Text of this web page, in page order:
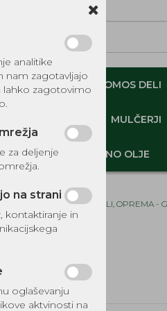
ORIGINALNI TOMOS DELI
MULČERJI
DOM MOTORNO OLJE
Domov DELI, OPREMA -
analitike
nam zagotavljajo
lahko zagotovimo
za deljenje
na strani
kontaktiranje in
oglaševanju
aktvinosti na